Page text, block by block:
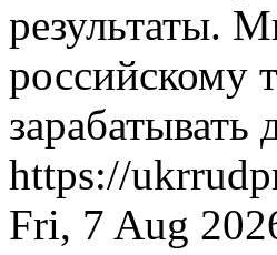
результаты.
российскому
зарабатывать
https://
Fri, 7 Aug